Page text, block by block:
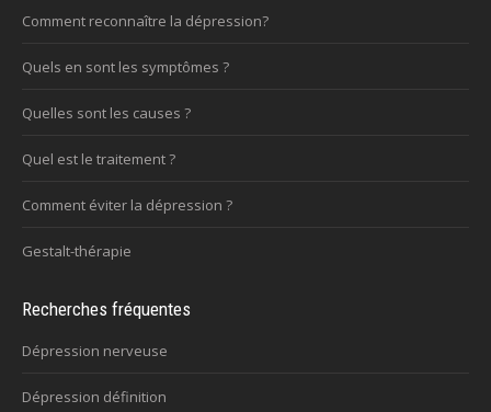
Comment reconnaître la dépression?
Quels en sont les symptômes ?
Quelles sont les causes ?
Quel est le traitement ?
Comment éviter la dépression ?
Gestalt-thérapie
Recherches fréquentes
Dépression nerveuse
Dépression définition